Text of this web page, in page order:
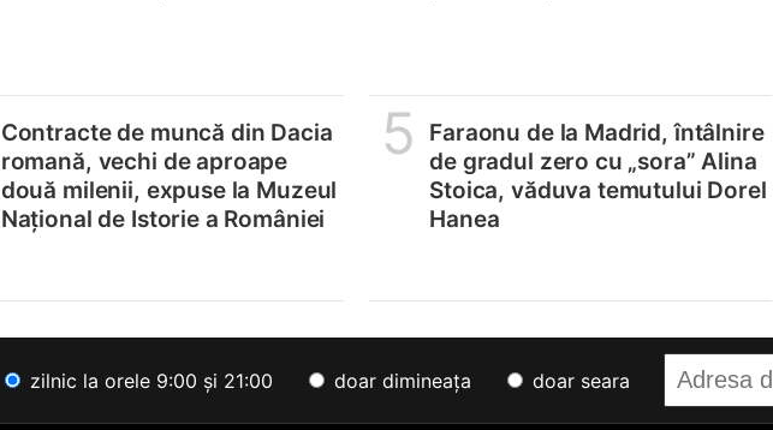
Contracte de muncă din Dacia
romană, vechi de aproape
două milenii, expuse la Muzeul
Național de Istorie a României
5
Faraonu de la Madrid, întâlnire
de gradul zero cu „sora” Alina
Stoica, văduva temutului Dorel
Hanea
zilnic la orele 9:00 și 21:00 doar dimineața doar seara